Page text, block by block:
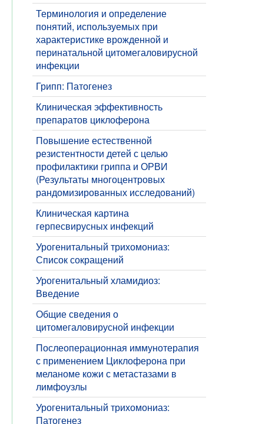
Терминология и определение
понятий, используемых при
характеристике врожденной и
перинатальной цитомегаловирусной
инфекции
Грипп: Патогенез
Клиническая эффективность
препаратов циклоферона
Повышение естественной
резистентности детей с целью
профилактики гриппа и ОРВИ
(Результаты многоцентровых
рандомизированных исследований)
Клиническая картина
герпесвирусных инфекций
Урогенитальный трихомониаз:
Список сокращений
Урогенитальный хламидиоз:
Введение
Общие сведения о
цитомегаловирусной инфекции
Послеоперационная иммунотерапия
с применением Циклоферона при
меланоме кожи с метастазами в
лимфоузлы
Урогенитальный трихомониаз:
Патогенез